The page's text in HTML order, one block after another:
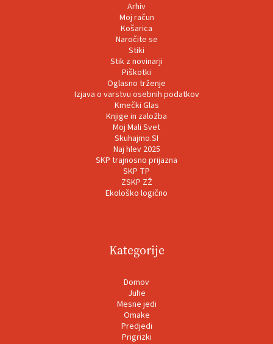
Arhiv
Moj račun
Košarica
Naročite se
Stiki
Stik z novinarji
Piškotki
Oglasno trženje
Izjava o varstvu osebnih podatkov
Kmečki Glas
Knjige in založba
Moj Mali Svet
Skuhajmo.SI
Naj hlev 2025
SKP trajnosno prijazna
SKP TP
ZSKP ZŽ
Ekološko logično
Kategorije
Domov
Juhe
Mesne jedi
Omake
Predjedi
Prigrizki